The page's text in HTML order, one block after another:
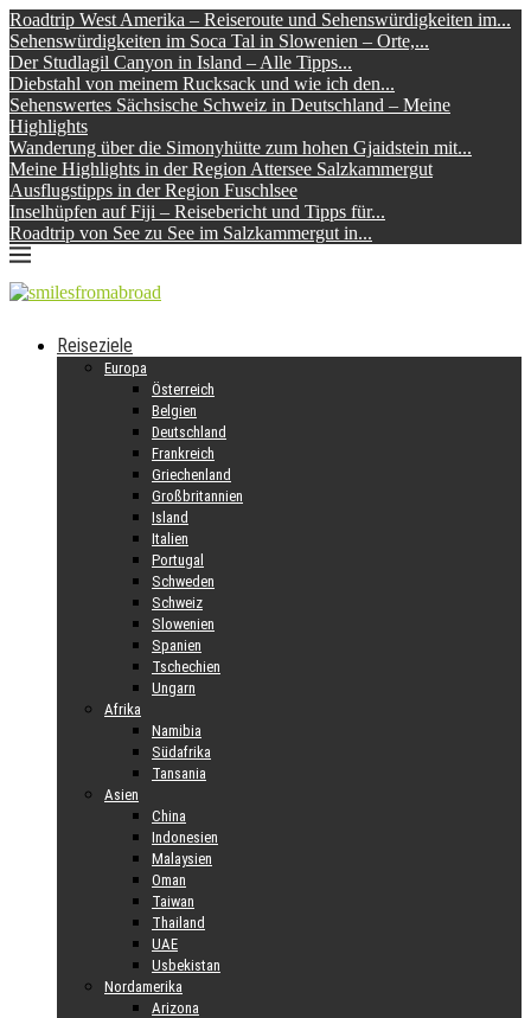
Roadtrip West Amerika – Reiseroute und Sehenswürdigkeiten im...
Sehenswürdigkeiten im Soca Tal in Slowenien – Orte,...
Der Studlagil Canyon in Island – Alle Tipps...
Diebstahl von meinem Rucksack und wie ich den...
Sehenswertes Sächsische Schweiz in Deutschland – Meine
Highlights
Wanderung über die Simonyhütte zum hohen Gjaidstein mit...
Meine Highlights in der Region Attersee Salzkammergut
Ausflugstipps in der Region Fuschlsee
Inselhüpfen auf Fiji – Reisebericht und Tipps für...
Roadtrip von See zu See im Salzkammergut in...
Reiseziele
Europa
Österreich
Belgien
Deutschland
Frankreich
Griechenland
Großbritannien
Island
Italien
Portugal
Schweden
Schweiz
Slowenien
Spanien
Tschechien
Ungarn
Afrika
Namibia
Südafrika
Tansania
Asien
China
Indonesien
Malaysien
Oman
Taiwan
Thailand
UAE
Usbekistan
Nordamerika
Arizona